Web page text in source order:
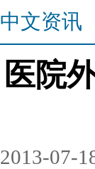
中文资讯
医院
2013-07-